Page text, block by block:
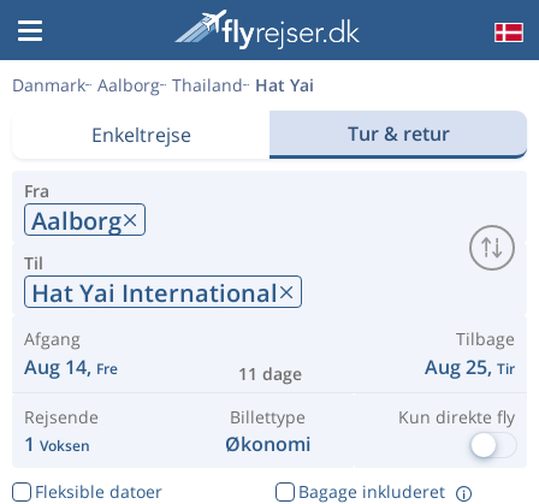
Danmark Aalborg Thailand Hat Yai
Enkeltrejse Tur & retur
Fra
Aalborg
Til
Hat Yai International
Afgang
Aug 14, Fre 11 dage
Tilbage
Aug 25, Tir
Rejsende
1 Voksen
Billettype
Økonomi
Kun direkte fly
Fleksible datoer
Bagage inkluderet